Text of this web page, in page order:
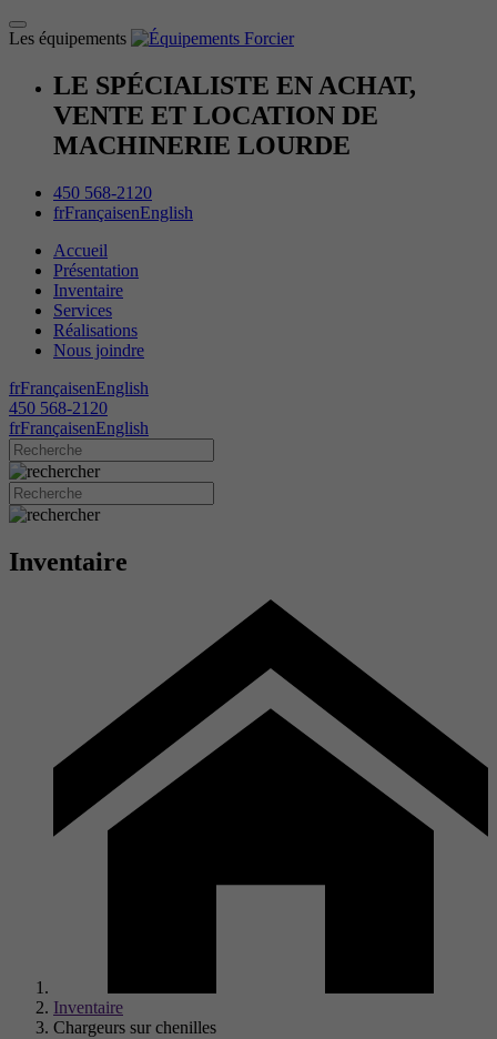
Les équipements
LE SPÉCIALISTE EN ACHAT,
VENTE ET LOCATION DE
MACHINERIE LOURDE
450 568-2120
frFrançaisenEnglish
Accueil
Présentation
Inventaire
Services
Réalisations
Nous joindre
frFrançaisenEnglish
450 568-2120
frFrançaisenEnglish
Inventaire
Inventaire
Chargeurs sur chenilles